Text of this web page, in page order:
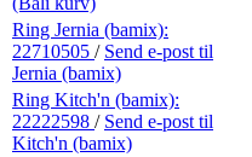
Ring Jernia (bamix):
22710505 / Send e-post til
Jernia (bamix)
Ring Kitch'n (bamix):
22222598 / Send e-post til
Kitch'n (bamix)